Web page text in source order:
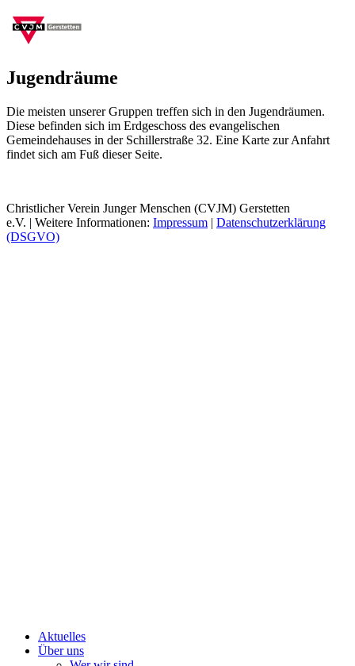
Jugendräume
Die meisten unserer Gruppen treffen sich in den Jugendräumen.
Diese befinden sich im Erdgeschoss des evangelischen
Gemeindehauses in der Schillerstraße 32. Eine Karte zur Anfahrt
findet sich am Fuß dieser Seite.
Christlicher Verein Junger Menschen (CVJM) Gerstetten
e.V. | Weitere Informationen: Impressum | Datenschutzerklärung
(DSGVO)
Aktuelles
Über uns